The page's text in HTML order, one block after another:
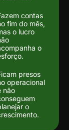
contas
fim do mês,
o lucro
o
presos
operacional
não
o